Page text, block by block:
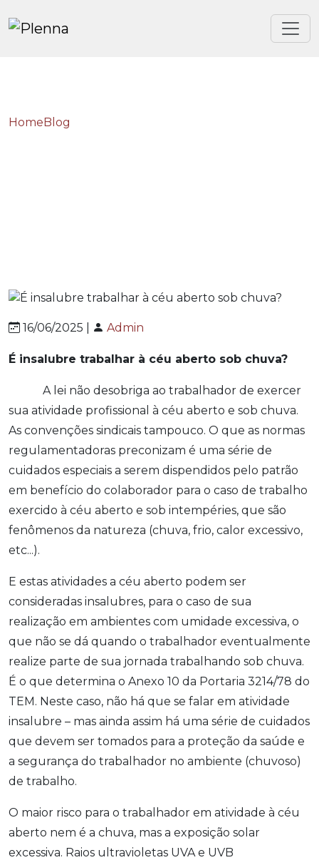
HomeBlog
16/06/2025 | Admin
É insalubre trabalhar à céu aberto sob chuva?
A lei não desobriga ao trabalhador de exercer
sua atividade profissional à céu aberto e sob chuva.
As convenções sindicais tampouco. O que as normas
regulamentadoras preconizam é uma série de
cuidados especiais a serem dispendidos pelo patrão
em benefício do colaborador para o caso de trabalho
exercido à céu aberto e sob intempéries, que são
fenômenos da natureza (chuva, frio, calor excessivo,
etc...).
E estas atividades a céu aberto podem ser
consideradas insalubres, para o caso de sua
realização em ambientes com umidade excessiva, o
que não se dá quando o trabalhador eventualmente
realize parte de sua jornada trabalhando sob chuva.
É o que determina o Anexo 10 da Portaria 3214/78 do
TEM. Neste caso, não há que se falar em atividade
insalubre – mas ainda assim há uma série de cuidados
que devem ser tomados para a proteção da saúde e
a segurança do trabalhador no ambiente (chuvoso)
de trabalho.
O maior risco para o trabalhador em atividade à céu
aberto nem é a chuva, mas a exposição solar
excessiva. Raios ultravioletas UVA e UVB